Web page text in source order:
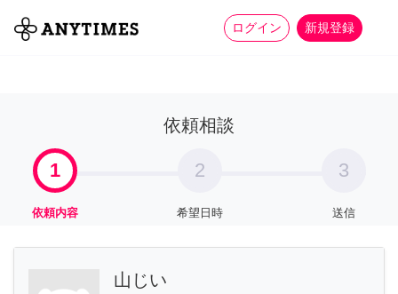
ログイン 新規登録
全て 家事 more_horiz
依頼相談
1
依頼内容
2
希望日時
3
送信
山じい